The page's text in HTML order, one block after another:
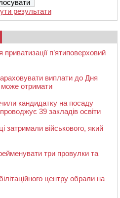
результати
п’ятиповерховий
виплати до Дня
може отримати
кандидатку на посаду
39 закладів освіти
затримали військового, який
три провулки та
центру обрали на